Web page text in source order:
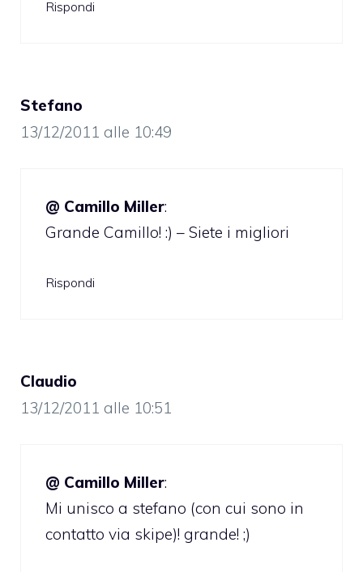
Rispondi
Stefano
13/12/2011 alle 10:49
@ Camillo Miller:
Grande Camillo! :) – Siete i migliori
Rispondi
Claudio
13/12/2011 alle 10:51
@ Camillo Miller:
Mi unisco a stefano (con cui sono in
contatto via skipe)! grande! ;)